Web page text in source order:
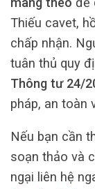
Thiếu cavet,
chấp nhận.
tuân thủ quy
Thông tư 24/
pháp, an toàn
Nếu bạn cần
soạn thảo và
ngại liên hệ